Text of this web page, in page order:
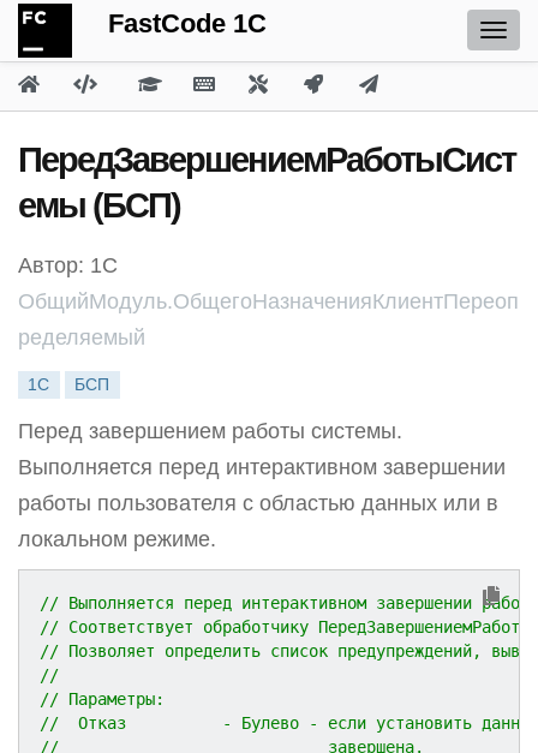
FastCode 1C
ПередЗавершениемРаботыСист
емы (БСП)
Автор: 1С
ОбщийМодуль.ОбщегоНазначенияКлиентПереоп
ределяемый
1С БСП
Перед завершением работы системы.
Выполняется перед интерактивном завершении
работы пользователя с областью данных или в
локальном режиме.
// Выполняется перед интерактивном завершении
// Соответствует обработчику
// Позволяет определить список предупреждений,
//
// Параметры:
//  Отказ          - Булево - если установить данному
//                            завершена.